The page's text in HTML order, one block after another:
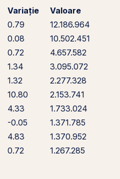
Variație
Valoare
0.79
12.186.964
0.08
10.502.451
0.72
4.657.582
1.34
3.095.072
1.32
2.277.328
10.80
2.153.741
4.33
1.733.024
-0.05
1.371.785
4.83
1.370.952
0.72 1.267.285